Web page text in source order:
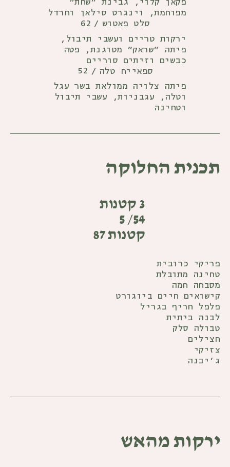
מפוחמת, וינגרט סילאן וחרדל
62 / סלט פאטוש
ירקות טריים ועשבי תיבול,
פיתה "שראק" מטוגנת, פטה
כבשים וזיתים סוריים
52 / ספאייח טלה
פיתה צלויה ממולאת בשר עגל
וטלה, עגבניות, עשבי תיבול
וטחינה
תכנית החלוקה
3 קטנות
54/ 5
קטנות 87
פריקי כרובית
טחינה מתובלת
מסבחה חמה
קישואים חיים ביוגורט
פלפל חריף בגריל
לבנה ביתית
טבולה סלק
חצילים
צזיקי
ג׳יבנה
ירקות מהאש